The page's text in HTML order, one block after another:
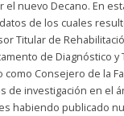
el nuevo Decano. En
de los cuales
Titular de
de Diagnóstico y
como Consejero de la
de investigación en el
habiendo publicado